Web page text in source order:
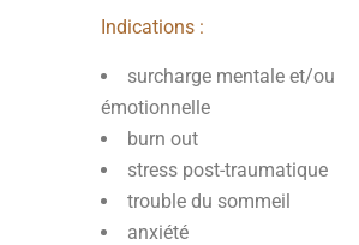
Indications :
surcharge mentale et/ou
émotionnelle
burn out
stress post-traumatique
trouble du sommeil
anxiété